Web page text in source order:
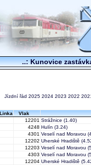
..: Kunovice
Jízdní řád 2025 2024 2023 2022
Linka
Vlak
12201 Strážnice (1.40)
4248 Hulín (3.24)
4301 Veselí nad Moravou
12202 Uherské Hradiště
12203 Veselí nad Moravou
4303 Veselí nad Moravou
12204 Uherské Hradiště